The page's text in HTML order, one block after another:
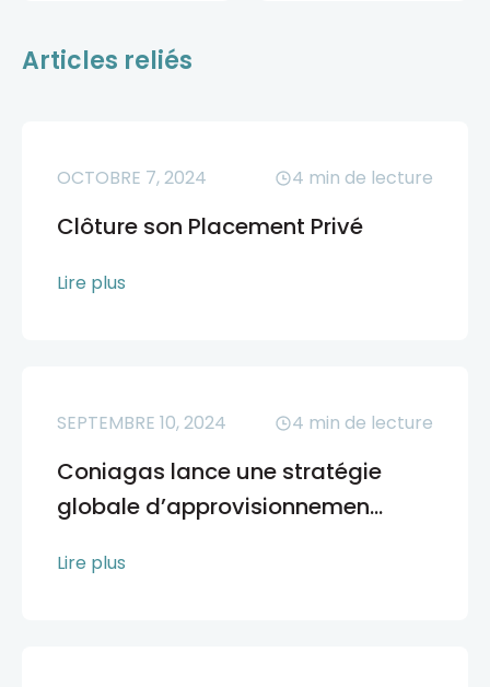
Articles reliés
OCTOBRE 7, 2024 4 min de lecture
Clôture son Placement Privé
Lire plus
SEPTEMBRE 10, 2024 4 min de lecture
Coniagas lance une stratégie
globale d’approvisionnemen...
Lire plus